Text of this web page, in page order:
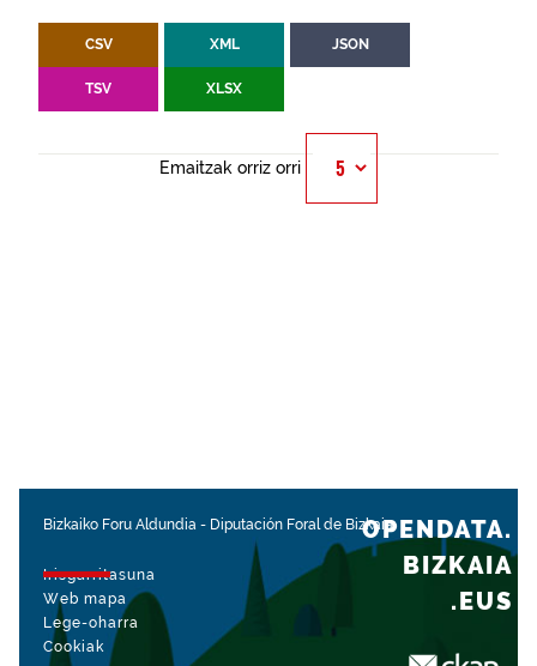
CSV XML JSON
TSV XLSX
Emaitzak orriz orri
Bizkaiko Foru Aldundia - Diputación Foral de Bizkaia
Irisgarritasuna
Web mapa
Lege-oharra
Cookiak
OPENDATA.
BIZKAIA
.EUS